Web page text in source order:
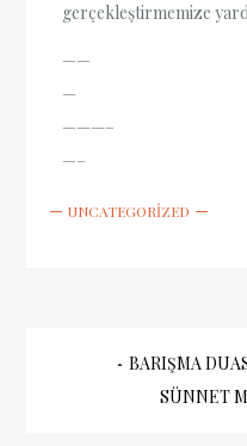
gerçekleştirmemize
——
—
———–
—–
UNCATEGORIZED
Yazı BARIŞMA
SÜNNET